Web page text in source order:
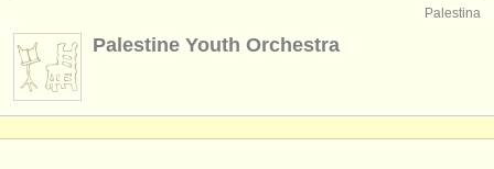
strumenti in vendita
strumenti rubati
Palestina
Palestine Youth Orchestra